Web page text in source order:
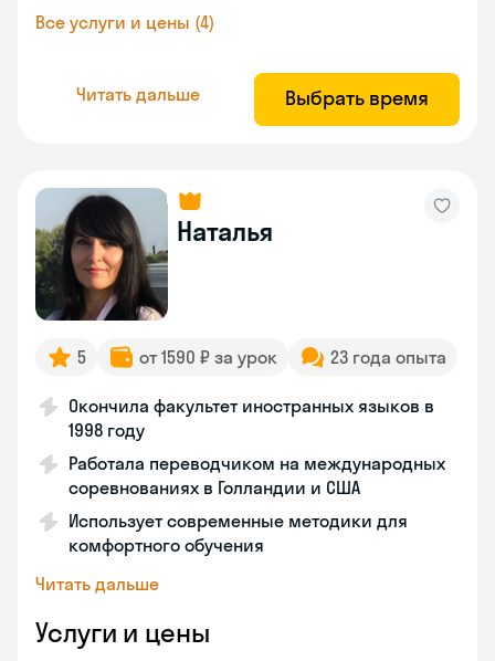
Все услуги и цены (4)
Читать дальше Выбрать время
Наталья
5 от 1590 ₽ за урок 23 года опыта
Окончила факультет иностранных языков в
1998 году
Работала переводчиком на международных
соревнованиях в Голландии и США
Использует современные методики для
комфортного обучения
Читать дальше
Услуги и цены